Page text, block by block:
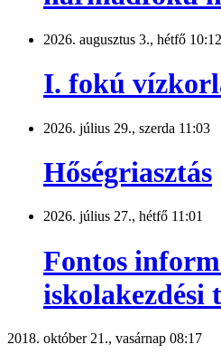
2026. augusztus 3., hétfő 10:12
I. fokú
2026. július 29., szerda 11:03
Hőségriasztás
2026. július 27., hétfő 11:01
Fontos
iskolakezdési
2018. október 21., vasárnap 08:17